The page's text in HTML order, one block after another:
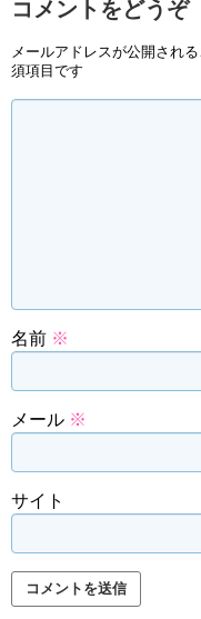
コメントをどうぞ
メールアドレスが公開される
須項目です
名前 ※
メール ※
サイト